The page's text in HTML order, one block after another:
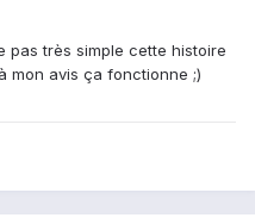
pas très simple cette histoire
mon avis ça fonctionne ;)